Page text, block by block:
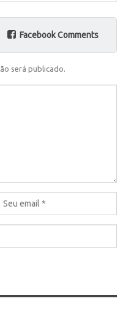
Facebook Comments
será publicado.